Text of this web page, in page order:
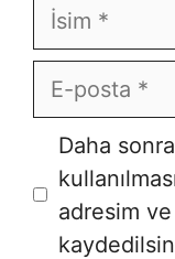
İsim
E-
posta
Daha
adresim